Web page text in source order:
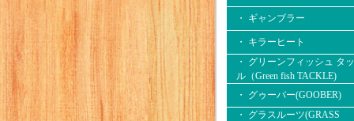
・ ギャンブラー
・ キラーヒート
・ グリーンフィッシュ タ
ル（Green fish TACKLE)
・ グゥーバー(GOOBER)
・ グラスルーツ(GRASS